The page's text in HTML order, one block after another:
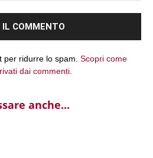
per ridurre lo spam. Scopri come
dai commenti
anche...